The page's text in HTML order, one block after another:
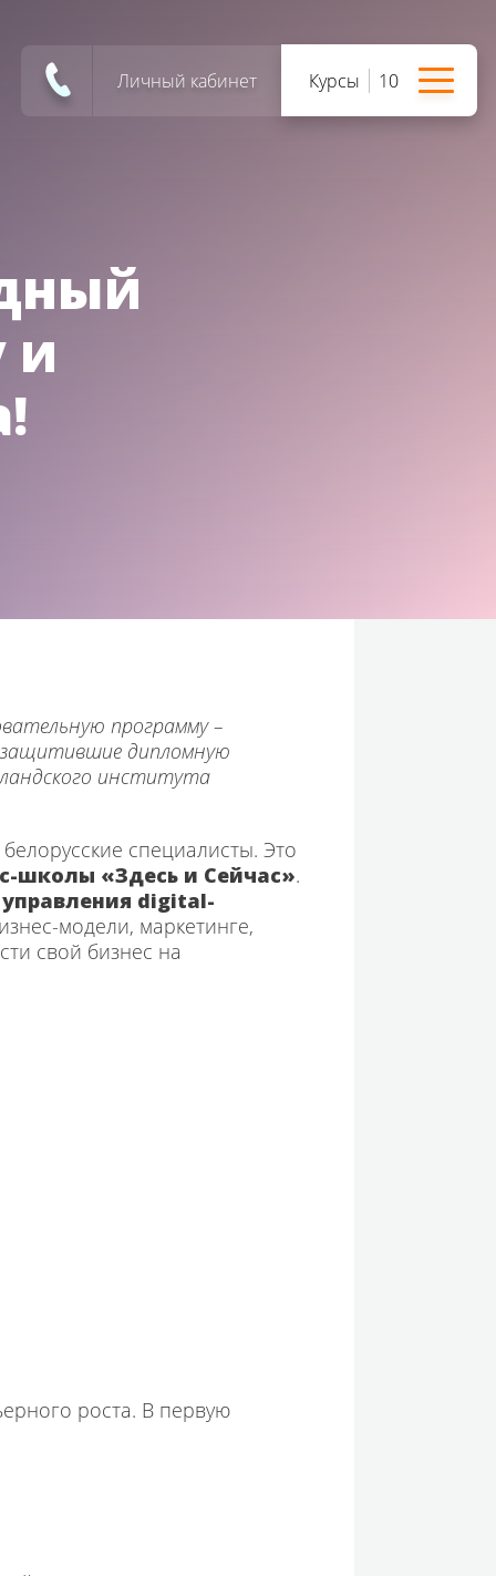
Личный кабинет Курсы 10
и
программу –
защитившие дипломную
института
специалисты. Это
школы «Здесь и Сейчас».
digital-
модели, маркетинге,
свой бизнес на
роста. В первую